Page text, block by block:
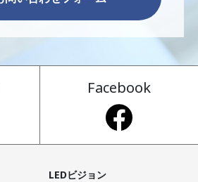
Facebook
LEDビジョン